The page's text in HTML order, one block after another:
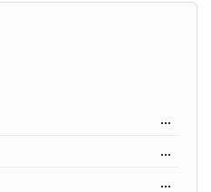
...
...
...